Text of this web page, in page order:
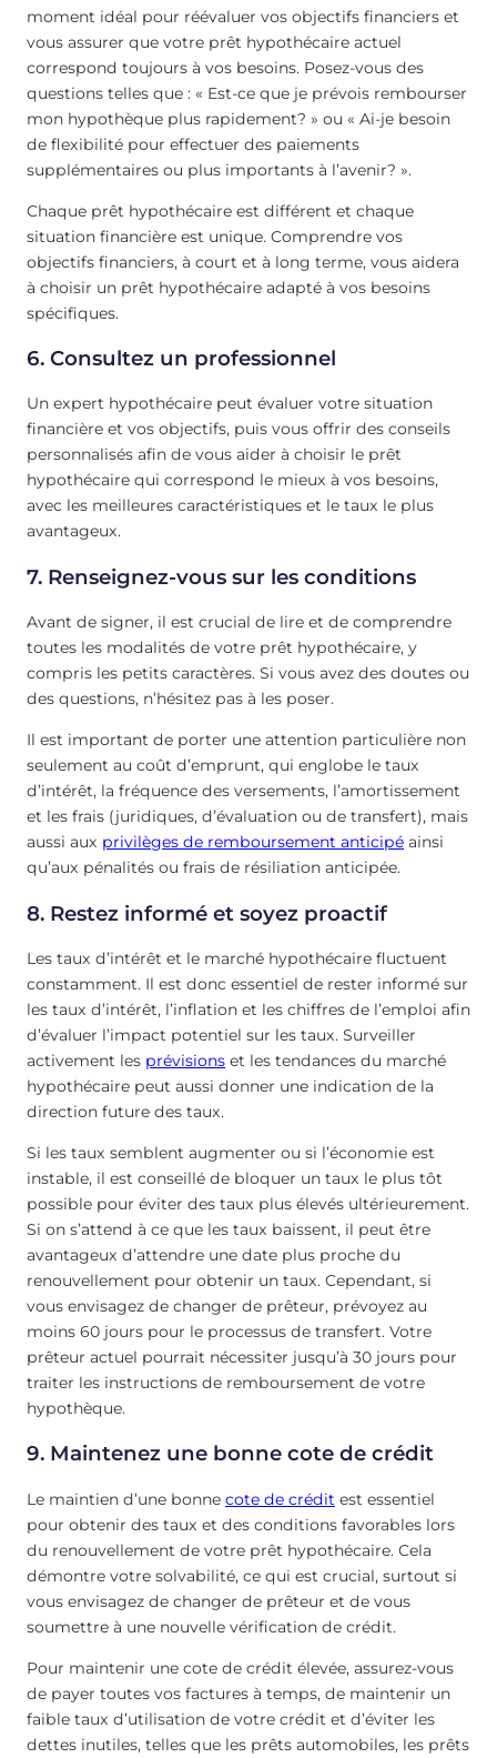
moment idéal pour réévaluer vos objectifs financiers et
vous assurer que votre prêt hypothécaire actuel
correspond toujours à vos besoins. Posez-vous des
questions telles que : « Est-ce que je prévois rembourser
mon hypothèque plus rapidement? » ou « Ai-je besoin
de flexibilité pour effectuer des paiements
supplémentaires ou plus importants à l’avenir? ».
Chaque prêt hypothécaire est différent et chaque
situation financière est unique. Comprendre vos
objectifs financiers, à court et à long terme, vous aidera
à choisir un prêt hypothécaire adapté à vos besoins
spécifiques.
6. Consultez un professionnel
Un expert hypothécaire peut évaluer votre situation
financière et vos objectifs, puis vous offrir des conseils
personnalisés afin de vous aider à choisir le prêt
hypothécaire qui correspond le mieux à vos besoins,
avec les meilleures caractéristiques et le taux le plus
avantageux.
7. Renseignez-vous sur les conditions
Avant de signer, il est crucial de lire et de comprendre
toutes les modalités de votre prêt hypothécaire, y
compris les petits caractères. Si vous avez des doutes ou
des questions, n’hésitez pas à les poser.
Il est important de porter une attention particulière non
seulement au coût d’emprunt, qui englobe le taux
d’intérêt, la fréquence des versements, l’amortissement
et les frais (juridiques, d’évaluation ou de transfert), mais
aussi aux privilèges de remboursement anticipé ainsi
qu’aux pénalités ou frais de résiliation anticipée.
8. Restez informé et soyez proactif
Les taux d’intérêt et le marché hypothécaire fluctuent
constamment. Il est donc essentiel de rester informé sur
les taux d’intérêt, l’inflation et les chiffres de l’emploi afin
d’évaluer l’impact potentiel sur les taux. Surveiller
activement les prévisions et les tendances du marché
hypothécaire peut aussi donner une indication de la
direction future des taux.
Si les taux semblent augmenter ou si l’économie est
instable, il est conseillé de bloquer un taux le plus tôt
possible pour éviter des taux plus élevés ultérieurement.
Si on s’attend à ce que les taux baissent, il peut être
avantageux d’attendre une date plus proche du
renouvellement pour obtenir un taux. Cependant, si
vous envisagez de changer de prêteur, prévoyez au
moins 60 jours pour le processus de transfert. Votre
prêteur actuel pourrait nécessiter jusqu’à 30 jours pour
traiter les instructions de remboursement de votre
hypothèque.
9. Maintenez une bonne cote de crédit
Le maintien d’une bonne cote de crédit est essentiel
pour obtenir des taux et des conditions favorables lors
du renouvellement de votre prêt hypothécaire. Cela
démontre votre solvabilité, ce qui est crucial, surtout si
vous envisagez de changer de prêteur et de vous
soumettre à une nouvelle vérification de crédit.
Pour maintenir une cote de crédit élevée, assurez-vous
de payer toutes vos factures à temps, de maintenir un
faible taux d’utilisation de votre crédit et d’éviter les
dettes inutiles, telles que les prêts automobiles, les prêts